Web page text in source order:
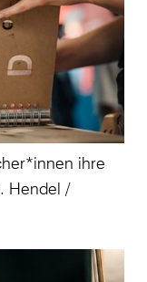
ihre
Hendel /